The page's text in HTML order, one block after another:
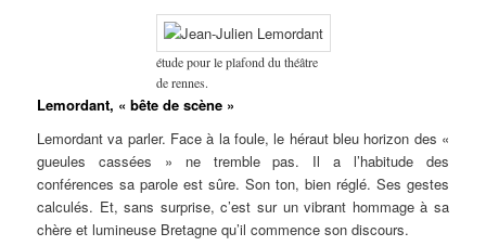
étude pour le plafond du théâtre
de rennes.
Lemordant, « bête de scène »
Lemordant va parler. Face à la foule, le héraut bleu horizon des «
gueules cassées » ne tremble pas. Il a l’habitude des
conférences sa parole est sûre. Son ton, bien réglé. Ses gestes
calculés. Et, sans surprise, c’est sur un vibrant hommage à sa
chère et lumineuse Bretagne qu’il commence son discours.